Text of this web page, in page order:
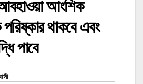
আংশিক
থাকবে এবং
পাবে